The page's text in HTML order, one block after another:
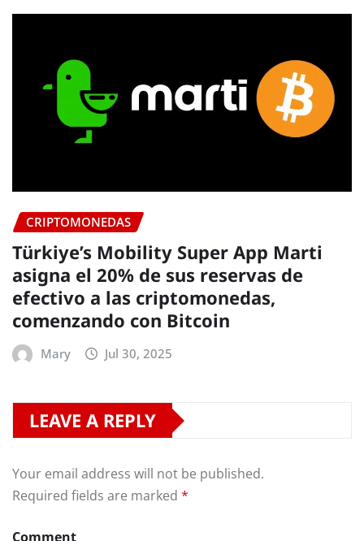
CRIPTOMONEDAS
Türkiye’s Mobility Super App Marti
asigna el 20% de sus reservas de
efectivo a las criptomonedas,
comenzando con Bitcoin
Mary Jul 30, 2025
LEAVE A REPLY
Your email address will not be published.
Required fields are marked *
Comment